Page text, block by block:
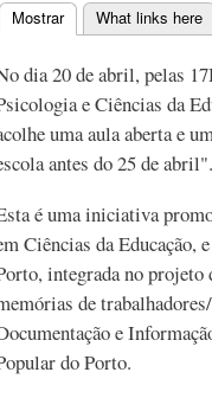
Mostrar(separador ativo)
What links here
dia 20 de abril, pelas
e Ciências da
uma aula aberta e
antes do 25 de abril".
é uma iniciativa
Ciências da Educação,
integrada no projeto
de
e
do Porto.